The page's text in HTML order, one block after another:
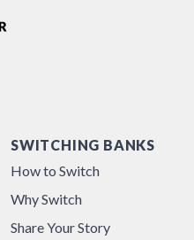
SWITCHING BANKS
How to Switch
Why Switch
Share Your Story